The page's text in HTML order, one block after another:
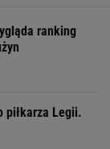
ranking
piłkarza Legii.